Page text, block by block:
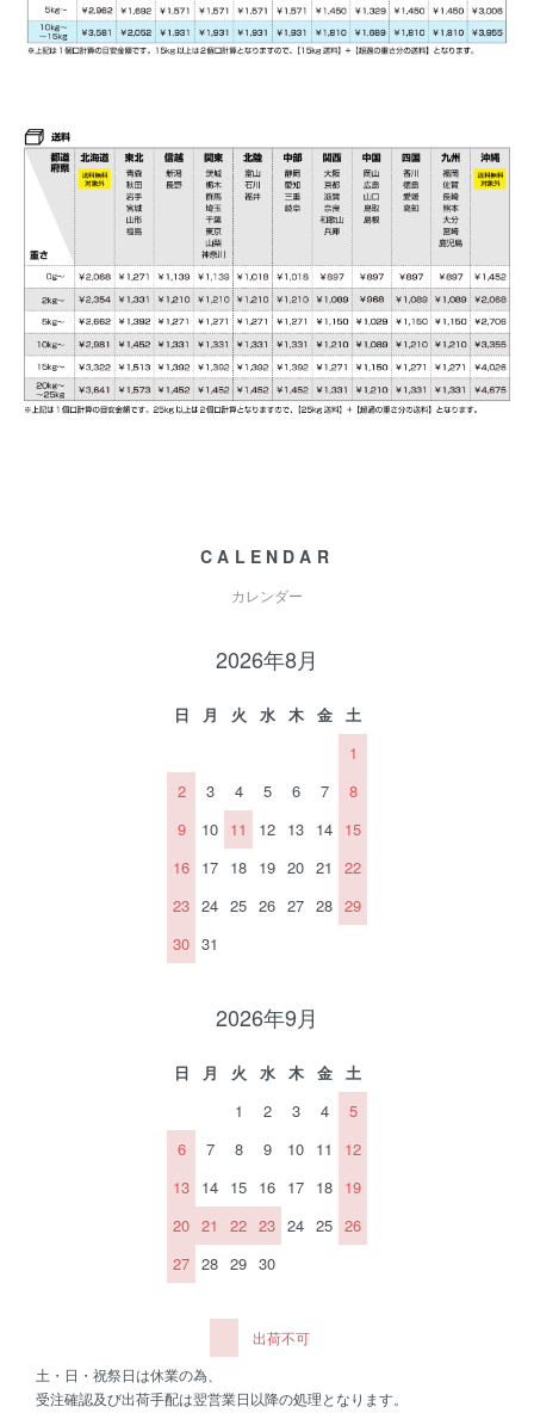
CALENDAR
カレンダー
2026年8月
日 月 火 水 木 金
土
1
2
3 4 5 6 7
8
9
10 11 12 13 14 15
16 17 18 19 20 21
22
23 24 25 26 27 28 29
30 31
2026年9月
日 月 火 水 木 金
土
1
2 3 4
5
6
7 8 9 10 11
12
13 14 15 16 17 18 19
20 21 22 23 24 25 26
27 28 29 30
出荷不可
土・日・祝祭日は休業の為、
受注確認及び出荷手配は翌営業日以降の処理となります。